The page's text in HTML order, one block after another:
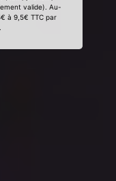
valide). Au-
à 9,5€ TTC par